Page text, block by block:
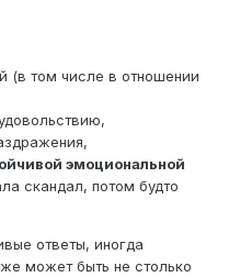
(в том числе в отношении
эмоциональной
скандал, потом будто
ответы, иногда
может быть не столько